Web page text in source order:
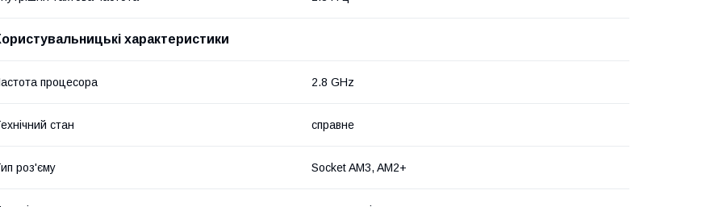
характеристики
процесора 2.8 GHz
стан справне
роз'єму Socket AM3, AM2+